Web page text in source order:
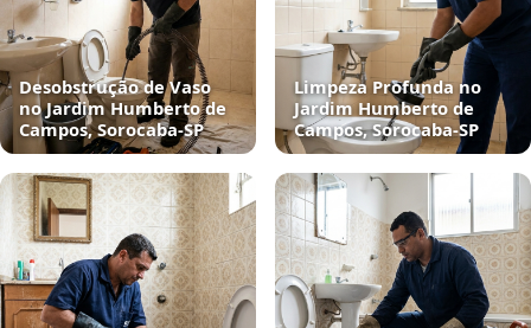
Desobstrução de Vaso
no Jardim Humberto de
Campos, Sorocaba‑SP
Limpeza Profunda no
Jardim Humberto de
Campos, Sorocaba‑SP